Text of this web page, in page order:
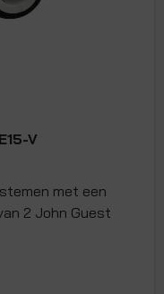
V
met een
2 John Guest